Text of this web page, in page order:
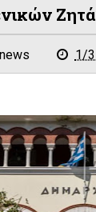
1/